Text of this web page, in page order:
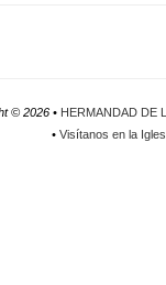
©2026 • HERMANDAD DE
•Visítanos en la